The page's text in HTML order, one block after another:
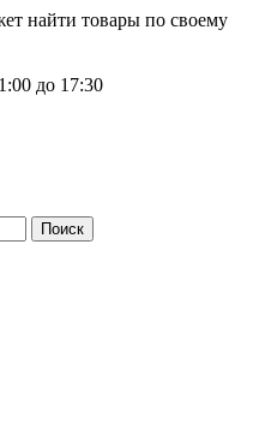
найти товары по своему
до 17:30
Поиск